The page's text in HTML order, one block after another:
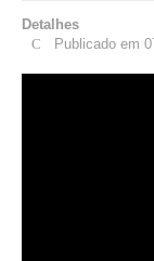
Detalhes
Publicado em